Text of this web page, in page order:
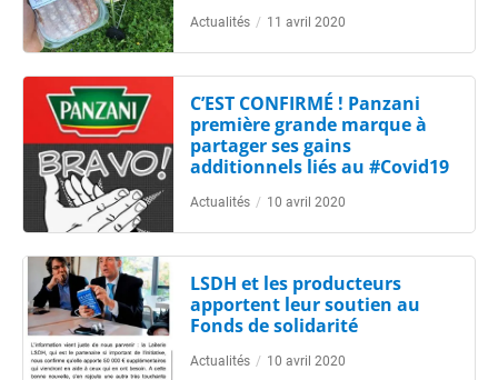
Actualités / 11 avril 2020
C’EST CONFIRMÉ ! Panzani
première grande marque à
partager ses gains
additionnels liés au #Covid19
Actualités / 10 avril 2020
LSDH et les producteurs
apportent leur soutien au
Fonds de solidarité
Actualités / 10 avril 2020